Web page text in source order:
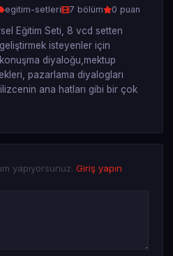
egitim-setleri 7 bölüm 0 puan
Eğitim Seti, 8 vcd setten
isteyenler için
diyaloğu,mektup
pazarlama diyalogları
ana hatları gibi bir çok
yapıyorsunuz. Giriş yapın